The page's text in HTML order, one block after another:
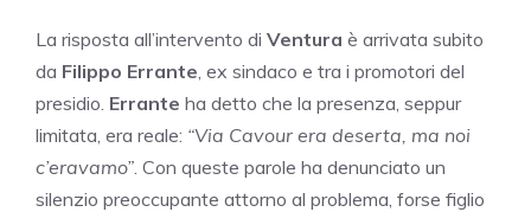
La risposta all’intervento di Ventura è arrivata subito
da Filippo Errante , ex sindaco e tra i promotori del
presidio. Errante ha detto che la presenza, seppur
limitata, era reale: “Via Cavour era deserta, ma noi
c’eravamo” . Con queste parole ha denunciato un
silenzio preoccupante attorno al problema, forse figlio